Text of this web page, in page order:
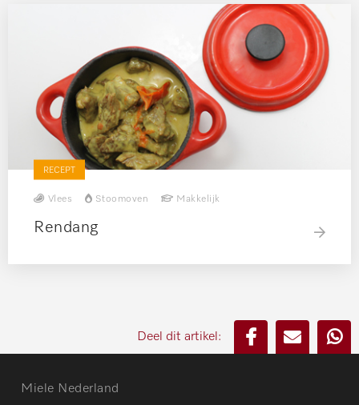
RECEPT
Vlees Stoomoven Makkelijk
Rendang
Deel dit artikel:
Miele Nederland